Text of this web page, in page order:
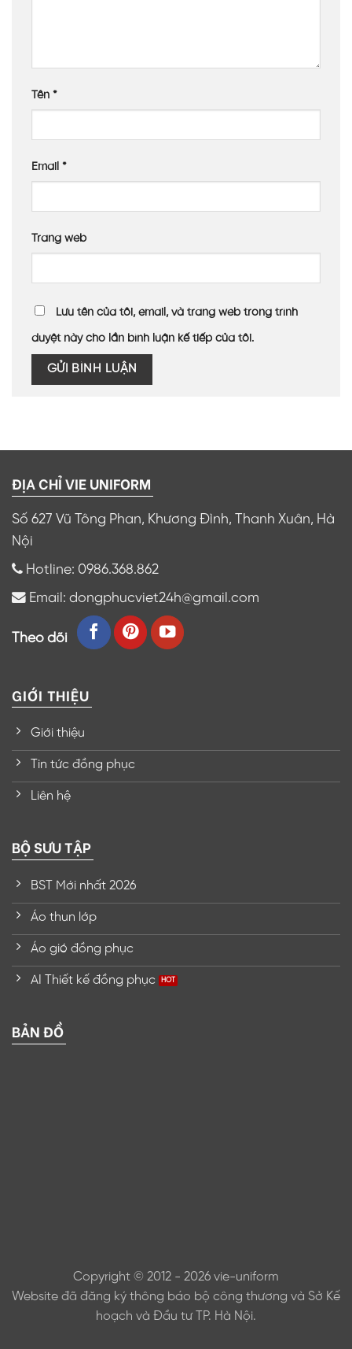
Tên *
Email *
Trang web
Lưu tên của tôi, email, và trang web trong trình
duyệt này cho lần bình luận kế tiếp của tôi.
ĐỊA CHỈ VIE UNIFORM
Số 627 Vũ Tông Phan, Khương Đình, Thanh Xuân, Hà
Nội
Hotline: 0986.368.862
Email: dongphucviet24h@gmail.com
Theo dõi
GIỚI THIỆU
Giới thiệu
Tin tức đồng phục
Liên hệ
BỘ SƯU TẬP
BST Mới nhất 2026
Áo thun lớp
Áo gió đồng phục
AI Thiết kế đồng phục
BẢN ĐỒ
Copyright © 2012 - 2026 vie-uniform
Website đã đăng ký thông báo bộ công thương và Sở Kế
hoạch và Đầu tư TP. Hà Nội.